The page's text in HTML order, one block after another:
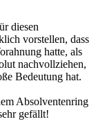
diesen
vorstellen, dass
hatte, als
nachvollziehen,
Bedeutung hat.
Absolventenring
gefällt!